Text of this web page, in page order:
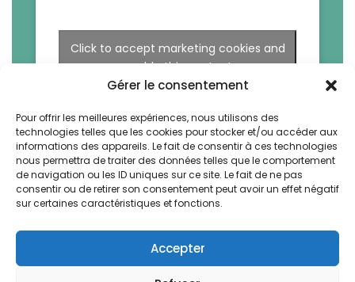
Gérer le consentement
Pour offrir les meilleures expériences, nous utilisons des
technologies telles que les cookies pour stocker et/ou accéder aux
informations des appareils. Le fait de consentir à ces technologies
nous permettra de traiter des données telles que le comportement
de navigation ou les ID uniques sur ce site. Le fait de ne pas
consentir ou de retirer son consentement peut avoir un effet négatif
sur certaines caractéristiques et fonctions.
Accepter
Click to accept marketing cookies and
enable this content